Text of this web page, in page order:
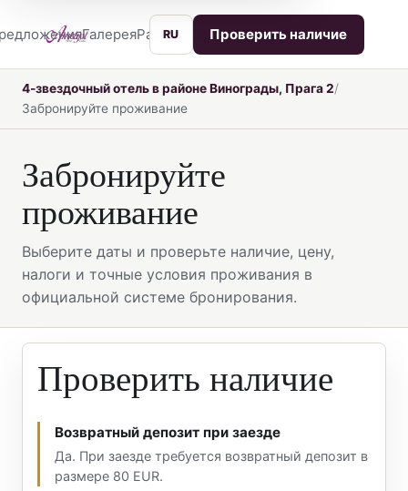
ГалереяРасположениеУслугиКонтакты
RU Проверить наличие
4-звездочный отель в районе Винограды, Прага 2
Забронируйте проживание
Забронируйте
проживание
Выберите даты и проверьте наличие, цену,
налоги и точные условия проживания в
официальной системе бронирования.
Проверить наличие
Возвратный депозит при заезде
Да. При заезде требуется возвратный депозит в
размере 80 EUR.